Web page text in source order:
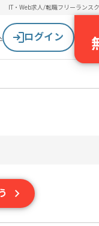
IT・Web求人/転職フリーランス
ログイン